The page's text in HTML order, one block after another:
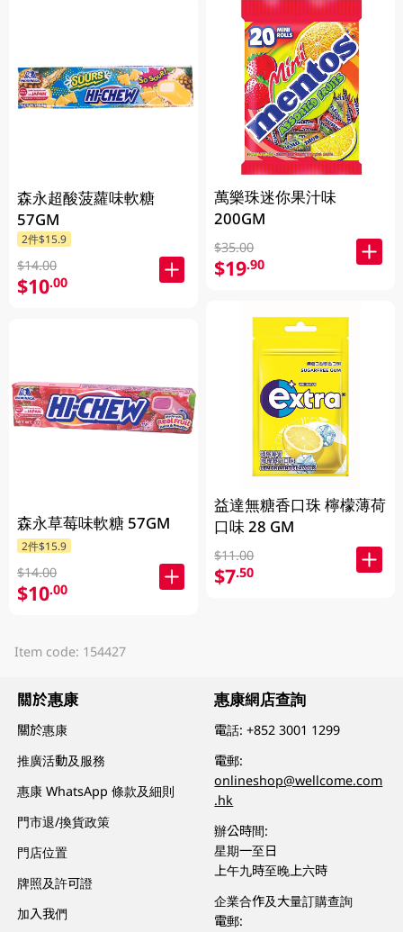
森永超酸菠蘿味軟糖
57GM
2件$15.9
$14.00
$10.00
森永草莓味軟糖 57GM
2件$15.9
$14.00
$10.00
萬樂珠迷你果汁味
200GM
$35.00
$19.90
益達無糖香口珠 檸檬薄荷
口味 28 GM
$11.00
$7.50
Item code: 154427
關於惠康
關於惠康
推廣活動及服務
惠康 WhatsApp 條款及細則
門市退/換貨政策
門店位置
牌照及許可證
加入我們
惠康網店查詢
電話:+852 3001 1299
電郵:
onlineshop@wellcome.com
.hk
辦公時間:
星期一至日
上午九時至晚上六時
企業合作及大量訂購查詢
電郵: